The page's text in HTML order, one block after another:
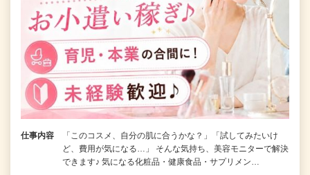
仕事内容
「このコスメ、自分の肌に合うかな？」「試してみたいけ
ど、費用が気になる…」 そんな気持ち、美容モニターで解決
できます♪ 気になる化粧品・健康食品・サプリメン…